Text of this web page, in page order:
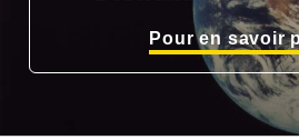
Pour en savoir